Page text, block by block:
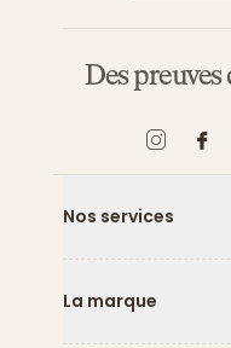
Des
Nos services
La marque